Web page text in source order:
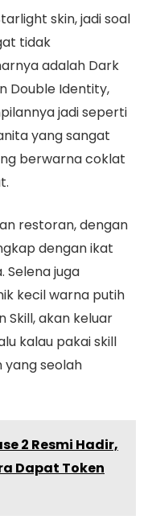
skin, jadi soal
tidak
adalah Dark
Double Identity,
jadi seperti
yang sangat
berwarna coklat
restoran, dengan
dengan ikat
Selena juga
kecil warna putih
Skill, akan keluar
kalau pakai skill
seolah
2 Resmi Hadir,
Dapat Token